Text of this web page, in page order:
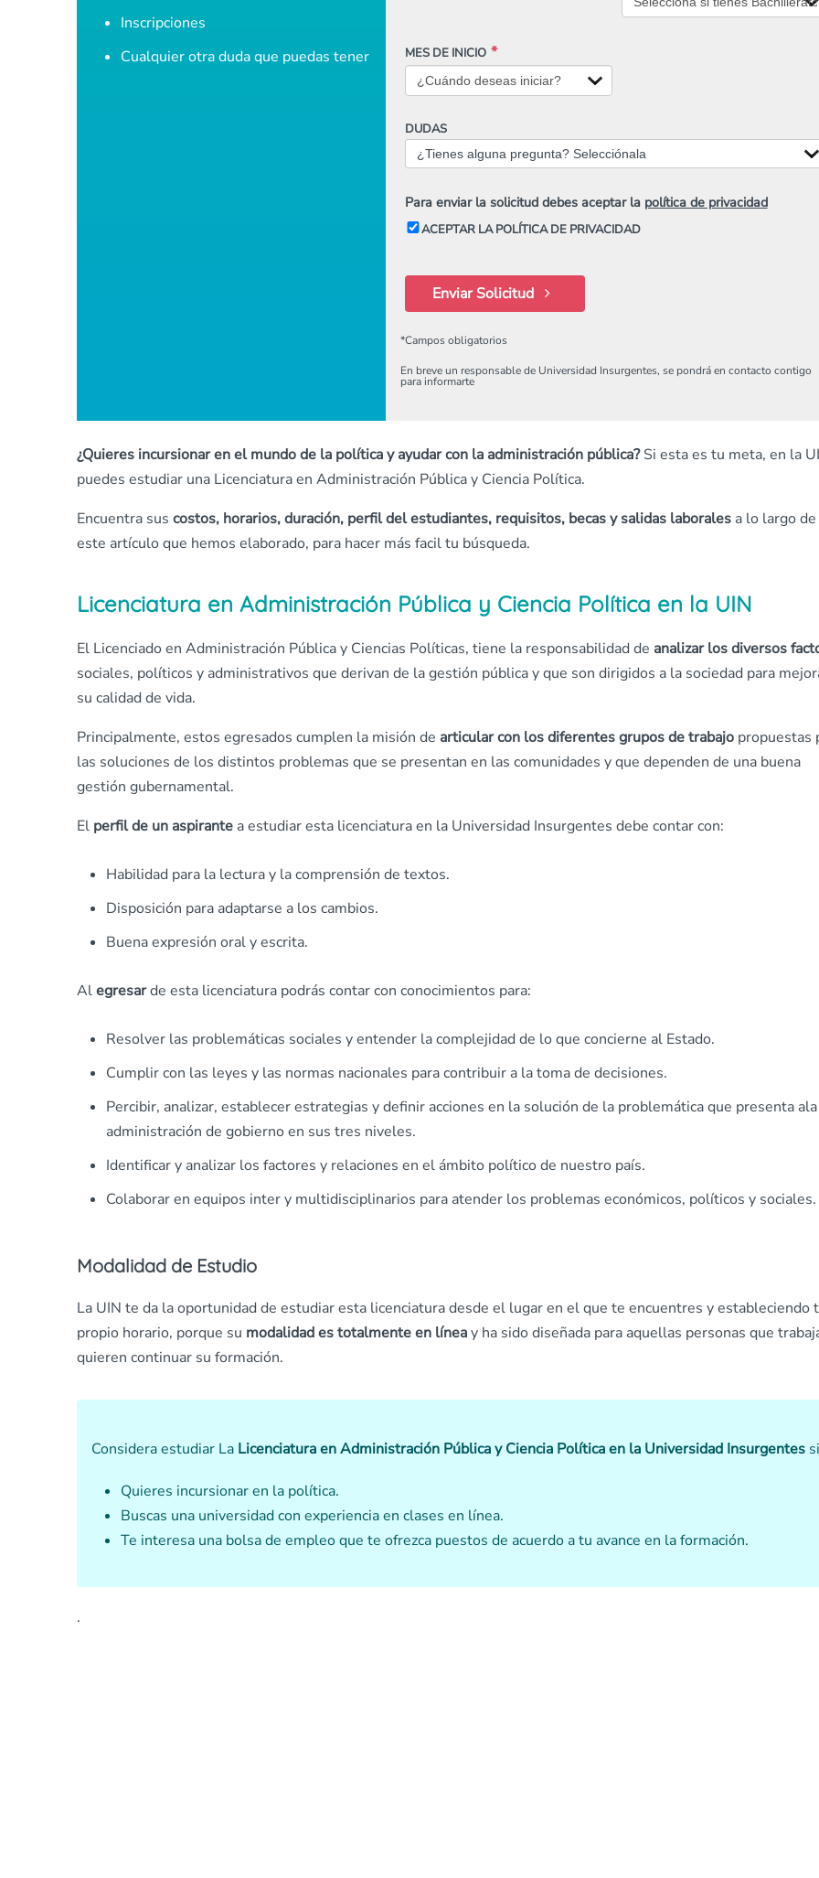
Inscripciones
Cualquier otra duda que puedas tener
MES DE INICIO
DUDAS
¿Tienes alguna pregunta? Selecciónala
Para enviar la solicitud debes aceptar la política de privacidad
ACEPTAR LA POLÍTICA DE PRIVACIDAD
Enviar Solicitud
*Campos obligatorios
En breve un responsable de Universidad Insurgentes, se pondrá en contacto contigo
para informarte
¿Quieres incursionar en el mundo de la política y ayudar con la administración pública?Si esta es tu meta, en la
puedes estudiar una Licenciatura en Administración Pública y Ciencia Política.
Encuentra sus costos, horarios, duración, perfil del estudiantes, requisitos, becas y salidas laborales a lo largo de
este artículo que hemos elaborado, para hacer más facil tu búsqueda.
Licenciatura en Administración Pública y Ciencia Política en la UIN
El Licenciado en Administración Pública y Ciencias Políticas, tiene la responsabilidad de analizar los diversos
sociales, políticos y administrativos que derivan de la gestión pública y que son dirigidos a la sociedad para
su calidad de vida.
Principalmente, estos egresados cumplen la misión de articular con los diferentes grupos de trabajo propuestas
las soluciones de los distintos problemas que se presentan en las comunidades y que dependen de una buena
gestión gubernamental.
El perfil de un aspirante a estudiar esta licenciatura en la Universidad Insurgentes debe contar con:
Habilidad para la lectura y la comprensión de textos.
Disposición para adaptarse a los cambios.
Buena expresión oral y escrita.
Alegresarde esta licenciatura podrás contar con conocimientos para:
Resolver las problemáticas sociales y entender la complejidad de lo que concierne al Estado.
Cumplir con las leyes y las normas nacionales para contribuir a la toma de decisiones.
Percibir, analizar, establecer estrategias y definir acciones en la solución de la problemática que presenta ala
administración de gobierno en sus tres niveles.
Identificar y analizar los factores y relaciones en el ámbito político de nuestro país.
Colaborar en equipos inter y multidisciplinarios para atender los problemas económicos, políticos y sociales.
Modalidad de Estudio
La UIN te da la oportunidad de estudiar esta licenciatura desde el lugar en el que te encuentres y estableciendo
propio horario, porque su modalidad es totalmente en líneay ha sido diseñada para aquellas personas que
quieren continuar su formación.
Considera estudiar La Licenciatura en Administración Pública y Ciencia Política en la Universidad Insurgentes
Quieres incursionar en la política.
Buscas una universidad con experiencia en clases en línea.
Te interesa una bolsa de empleo que te ofrezca puestos de acuerdo a tu avance en la formación.
.